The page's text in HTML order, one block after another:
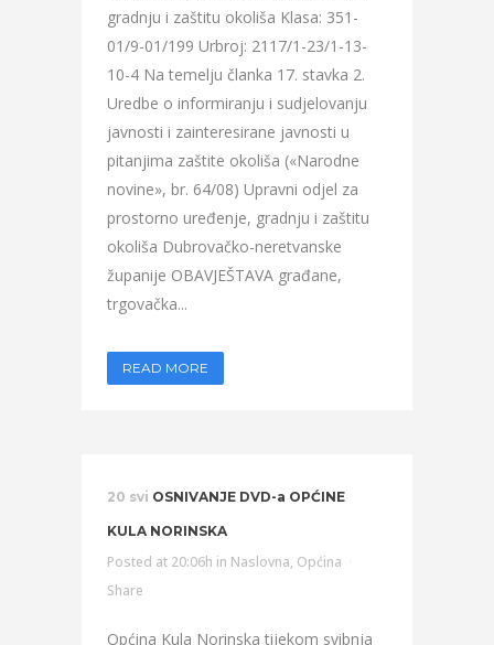
gradnju i zaštitu okoliša Klasa: 351-
01/9-01/199 Urbroj: 2117/1-23/1-13-
10-4 Na temelju članka 17. stavka 2.
Uredbe o informiranju i sudjelovanju
javnosti i zainteresirane javnosti u
pitanjima zaštite okoliša («Narodne
novine», br. 64/08) Upravni odjel za
prostorno uređenje, gradnju i zaštitu
okoliša Dubrovačko-neretvanske
županije OBAVJEŠTAVA građane,
trgovačka...
READ MORE
20 svi OSNIVANJE DVD-a OPĆINE
KULA NORINSKA
Posted at 20:06h in Naslovna, Općina
Share
Općina Kula Norinska tijekom svibnja